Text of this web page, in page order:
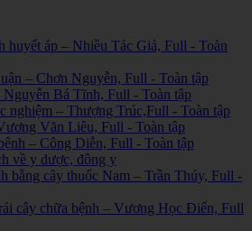
huyết áp – Nhiều Tác Giả, Full - Toàn
– Chơn Nguyễn, Full - Toàn tập
Bá Tĩnh, Full - Toàn tập
nghiệm – Thượng Trúc,Full - Toàn tập
Văn Liêu, Full - Toàn tập
– Công Diễn, Full - Toàn tập
về y dược, đông y
bằng cây thuốc Nam – Trần Thúy, Full -
cây chữa bệnh – Vương Học Điển, Full